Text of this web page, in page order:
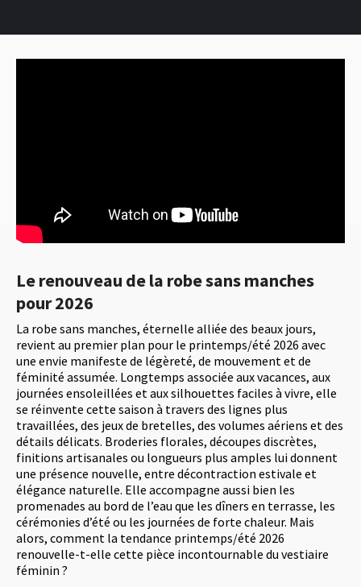
Le renouveau de la robe sans manches
pour 2026
La robe sans manches, éternelle alliée des beaux jours,
revient au premier plan pour le printemps/été 2026 avec
une envie manifeste de légèreté, de mouvement et de
féminité assumée. Longtemps associée aux vacances, aux
journées ensoleillées et aux silhouettes faciles à vivre, elle
se réinvente cette saison à travers des lignes plus
travaillées, des jeux de bretelles, des volumes aériens et des
détails délicats. Broderies florales, découpes discrètes,
finitions artisanales ou longueurs plus amples lui donnent
une présence nouvelle, entre décontraction estivale et
élégance naturelle. Elle accompagne aussi bien les
promenades au bord de l’eau que les dîners en terrasse, les
cérémonies d’été ou les journées de forte chaleur. Mais
alors, comment la tendance printemps/été 2026
renouvelle-t-elle cette pièce incontournable du vestiaire
féminin ?